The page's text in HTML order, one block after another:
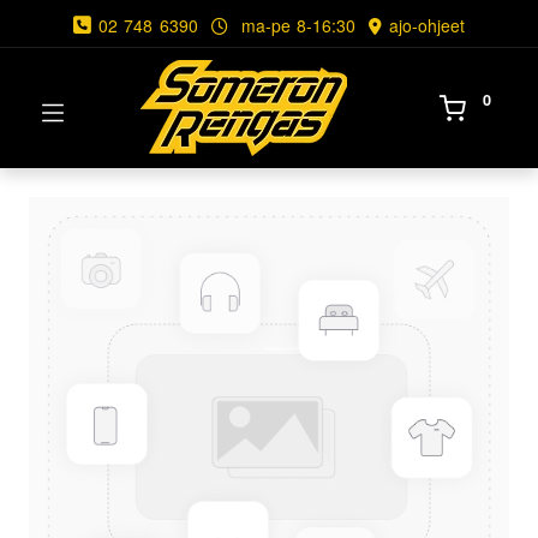
02 748 6390 ma-pe 8-16:30 ajo-ohjeet
0